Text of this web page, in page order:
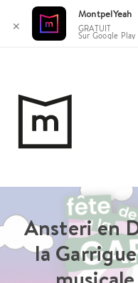
contenu
Ansteri en
la
✕
MontpelYeah
GRATUIT
Sur Google Play